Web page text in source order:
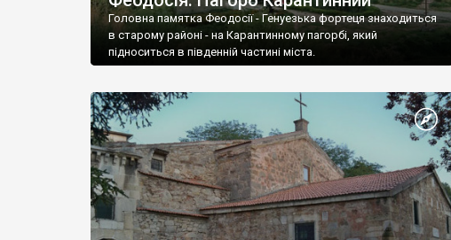
Головна памятка Феодосії - Генуезька фортеця знаходиться
в старому районі - на Карантинному пагорбі, який
підноситься в південній частині міста.